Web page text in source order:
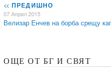
<< ПРЕДИШНО
07 Април 2015
Велизар Енчев на борба срещу
ОЩЕ ОТ БГ И СВЯТ